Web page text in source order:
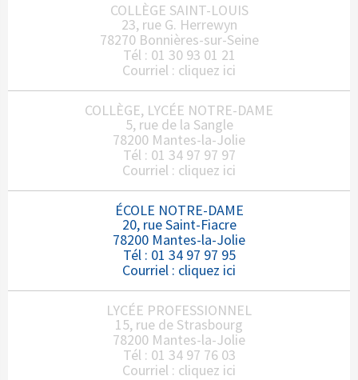
COLLÈGE SAINT-LOUIS
23, rue G. Herrewyn
78270 Bonnières-sur-Seine
Tél : 01 30 93 01 21
Courriel : cliquez ici
COLLÈGE, LYCÉE NOTRE-DAME
5, rue de la Sangle
78200 Mantes-la-Jolie
Tél : 01 34 97 97 97
Courriel : cliquez ici
ÉCOLE NOTRE-DAME
20, rue Saint-Fiacre
78200 Mantes-la-Jolie
Tél : 01 34 97 97 95
Courriel : cliquez ici
LYCÉE PROFESSIONNEL
15, rue de Strasbourg
78200 Mantes-la-Jolie
Tél : 01 34 97 76 03
Courriel : cliquez ici